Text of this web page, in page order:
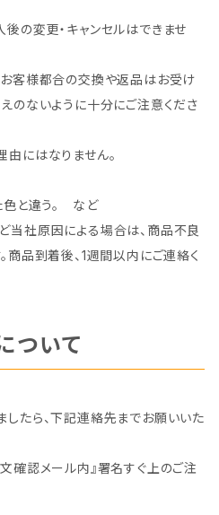
の変更・キャンセルはできませ
客様都合の交換や返品はお受け
のないように十分にご注意くださ
にはなりません。
色と違う。 など
社原因による場合は、商品不良
商品到着後、1週間以内にご連絡く
ついて
たら、下記連絡先までお願いいた
確認メール内』署名すぐ上のご注